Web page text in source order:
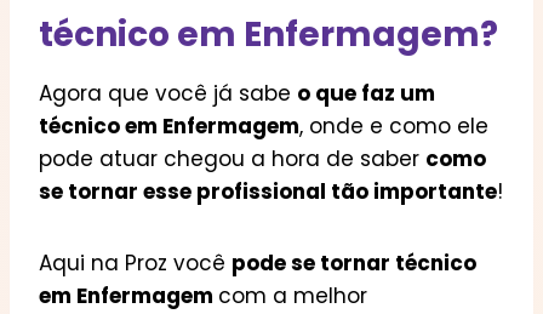
técnico em Enfermagem?
Agora que você já sabe o que faz um
técnico em Enfermagem, onde e como ele
pode atuar chegou a hora de saber como
se tornar esse profissional tão importante!
Aqui na Proz você pode se tornar técnico
em Enfermagem com a melhor